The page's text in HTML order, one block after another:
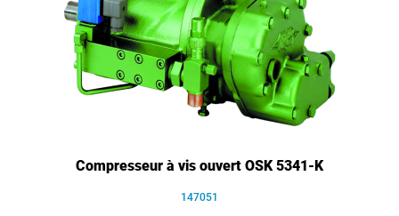
Compresseur à vis ouvert OSK 5341-K
147051